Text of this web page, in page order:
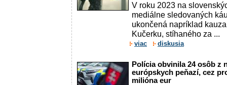
V roku 2023 na
mediálne sledovaných
ukončená napríklad
Kučerku, stíhaného za ...
viac diskusia
Polícia obvinila 24 osôb z
európskych peňazí, cez
milióna eur